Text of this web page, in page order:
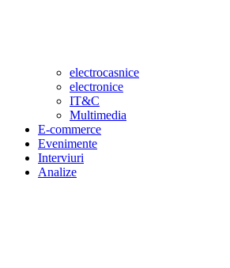
electrocasnice
electronice
IT&C
Multimedia
E-commerce
Evenimente
Interviuri
Analize